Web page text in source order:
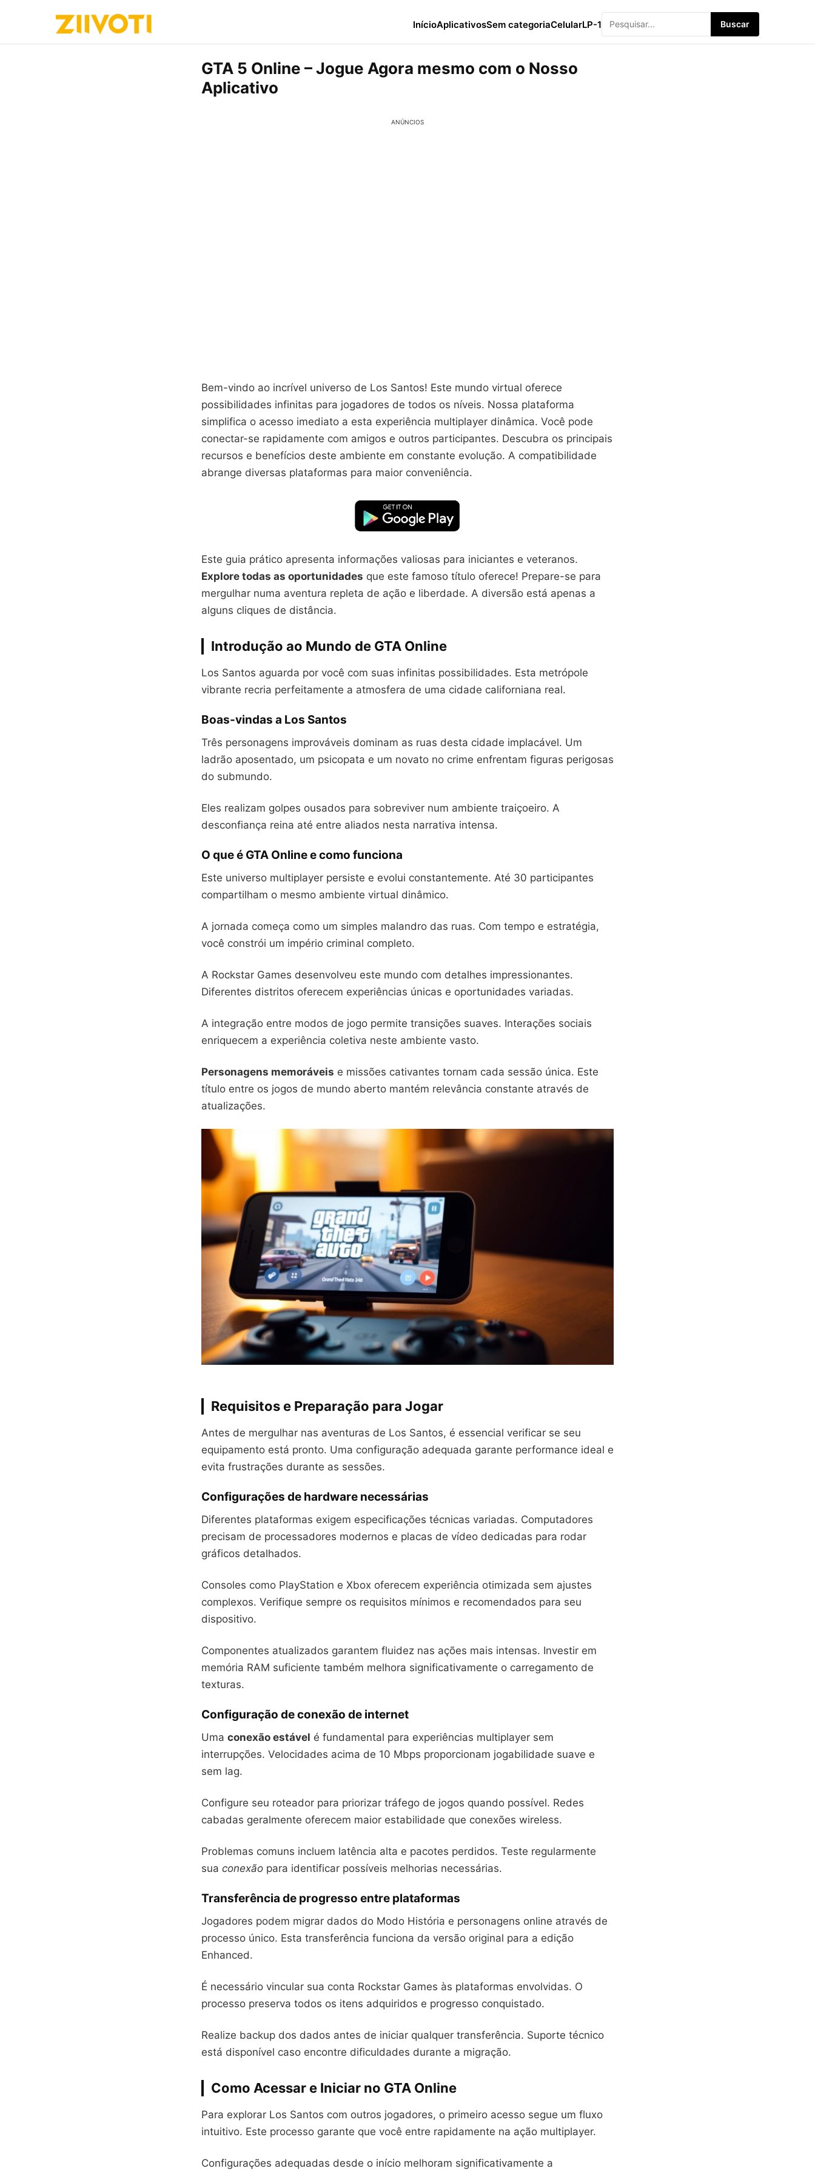
InícioAplicativosSem categoriaCelularLP-1 Buscar
GTA 5 Online – Jogue Agora mesmo com o Nosso
Aplicativo
ANÚNCIOS
Bem-vindo ao incrível universo de Los Santos! Este mundo virtual oferece
possibilidades infinitas para jogadores de todos os níveis. Nossa plataforma
simplifica o acesso imediato a esta experiência multiplayer dinâmica. Você pode
conectar-se rapidamente com amigos e outros participantes. Descubra os principais
recursos e benefícios deste ambiente em constante evolução. A compatibilidade
abrange diversas plataformas para maior conveniência.
Este guia prático apresenta informações valiosas para iniciantes e veteranos.
Explore todas as oportunidades que este famoso título oferece! Prepare-se para
mergulhar numa aventura repleta de ação e liberdade. A diversão está apenas a
alguns cliques de distância.
Introdução ao Mundo de GTA Online
Los Santos aguarda por você com suas infinitas possibilidades. Esta metrópole
vibrante recria perfeitamente a atmosfera de uma cidade californiana real.
Boas-vindas a Los Santos
Três personagens improváveis dominam as ruas desta cidade implacável. Um
ladrão aposentado, um psicopata e um novato no crime enfrentam figuras perigosas
do submundo.
Eles realizam golpes ousados para sobreviver num ambiente traiçoeiro. A
desconfiança reina até entre aliados nesta narrativa intensa.
O que é GTA Online e como funciona
Este universo multiplayer persiste e evolui constantemente. Até 30 participantes
compartilham o mesmo ambiente virtual dinâmico.
A jornada começa como um simples malandro das ruas. Com tempo e estratégia,
você constrói um império criminal completo.
A Rockstar Games desenvolveu este mundo com detalhes impressionantes.
Diferentes distritos oferecem experiências únicas e oportunidades variadas.
A integração entre modos de jogo permite transições suaves. Interações sociais
enriquecem a experiência coletiva neste ambiente vasto.
Personagens memoráveis e missões cativantes tornam cada sessão única. Este
título entre os jogos de mundo aberto mantém relevância constante através de
atualizações.
Requisitos e Preparação para Jogar
Antes de mergulhar nas aventuras de Los Santos, é essencial verificar se seu
equipamento está pronto. Uma configuração adequada garante performance ideal e
evita frustrações durante as sessões.
Configurações de hardware necessárias
Diferentes plataformas exigem especificações técnicas variadas. Computadores
precisam de processadores modernos e placas de vídeo dedicadas para rodar
gráficos detalhados.
Consoles como PlayStation e Xbox oferecem experiência otimizada sem ajustes
complexos. Verifique sempre os requisitos mínimos e recomendados para seu
dispositivo.
Componentes atualizados garantem fluidez nas ações mais intensas. Investir em
memória RAM suficiente também melhora significativamente o carregamento de
texturas.
Configuração de conexão de internet
Uma conexão estável é fundamental para experiências multiplayer sem
interrupções. Velocidades acima de 10 Mbps proporcionam jogabilidade suave e
sem lag.
Configure seu roteador para priorizar tráfego de jogos quando possível. Redes
cabadas geralmente oferecem maior estabilidade que conexões wireless.
Problemas comuns incluem latência alta e pacotes perdidos. Teste regularmente
sua conexão para identificar possíveis melhorias necessárias.
Transferência de progresso entre plataformas
Jogadores podem migrar dados do Modo História e personagens online através de
processo único. Esta transferência funciona da versão original para a edição
Enhanced.
É necessário vincular sua conta Rockstar Games às plataformas envolvidas. O
processo preserva todos os itens adquiridos e progresso conquistado.
Realize backup dos dados antes de iniciar qualquer transferência. Suporte técnico
está disponível caso encontre dificuldades durante a migração.
Como Acessar e Iniciar no GTA Online
Para explorar Los Santos com outros jogadores, o primeiro acesso segue um fluxo
intuitivo. Este processo garante que você entre rapidamente na ação multiplayer.
Configurações adequadas desde o início melhoram significativamente a